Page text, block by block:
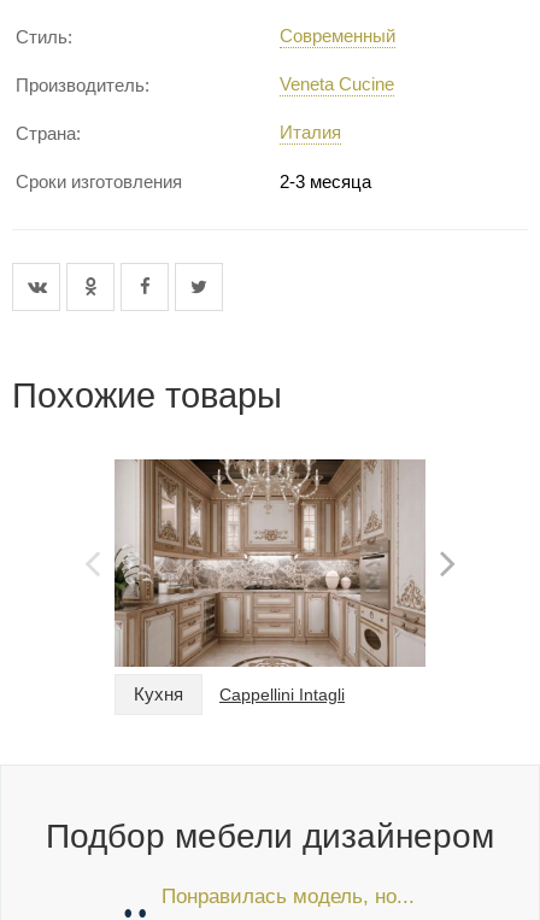
Стиль: Современный
Производитель: Veneta Cucine
Страна: Италия
Сроки изготовления 2-3 месяца
Похожие товары
Кухня Cappellini Intagli
Подбор мебели дизайнером
Понравилась модель, но...